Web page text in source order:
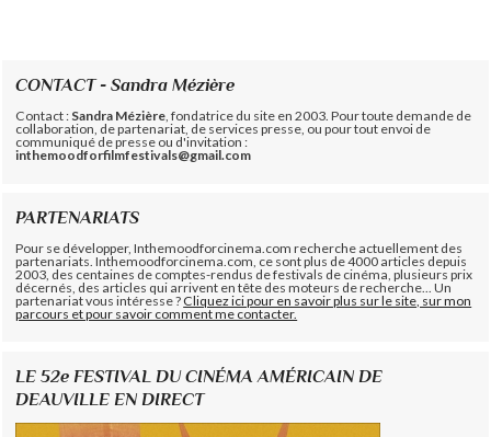
CONTACT - Sandra Mézière
Contact : Sandra Mézière , fondatrice du site en 2003. Pour toute demande de
collaboration, de partenariat, de services presse, ou pour tout envoi de
communiqué de presse ou d'invitation :
inthemoodforfilmfestivals@gmail.com
PARTENARIATS
Pour se développer, Inthemoodforcinema.com recherche actuellement des
partenariats. Inthemoodforcinema.com, ce sont plus de 4000 articles depuis
2003, des centaines de comptes-rendus de festivals de cinéma, plusieurs prix
décernés, des articles qui arrivent en tête des moteurs de recherche... Un
partenariat vous intéresse ?Cliquez ici pour en savoir plus sur le site, sur mon
parcours et pour savoir comment me contacter.
LE 52e FESTIVAL DU CINÉMA AMÉRICAIN DE
DEAUVILLE EN DIRECT